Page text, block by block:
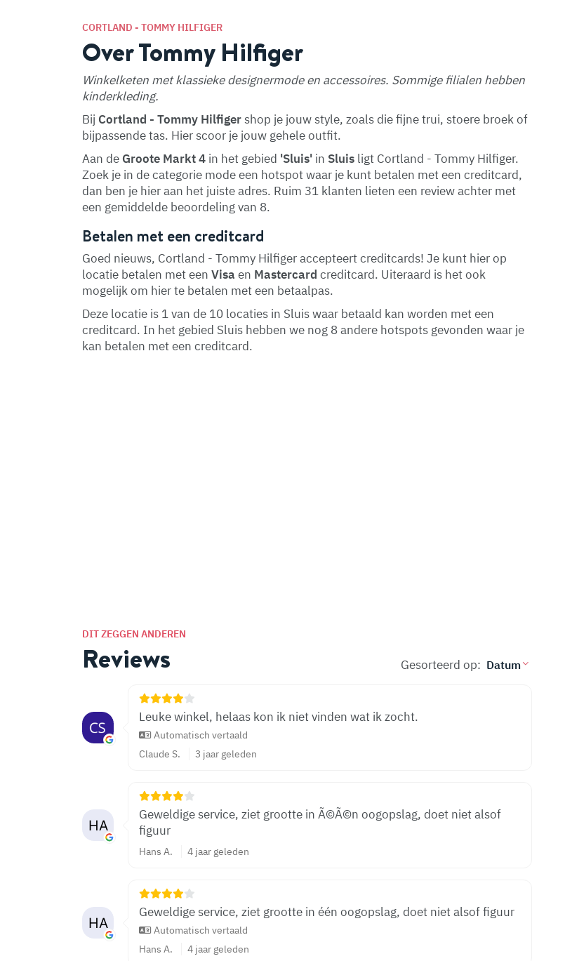
CORTLAND - TOMMY HILFIGER
Over Tommy Hilfiger
Winkelketen met klassieke designermode en accessoires. Sommige filialen hebben
kinderkleding.
Bij Cortland - Tommy Hilfigershop je jouw style, zoals die fijne trui, stoere broek of
bijpassende tas. Hier scoor je jouw gehele outfit.
Aan de Groote Markt 4 in het gebied 'Sluis' in Sluis ligt Cortland - Tommy Hilfiger.
Zoek je in de categorie mode een hotspot waar je kunt betalen met een creditcard,
dan ben je hier aan het juiste adres. Ruim 31 klanten lieten een review achter met
een gemiddelde beoordeling van 8.
Betalen met een creditcard
Goed nieuws, Cortland - Tommy Hilfiger accepteert creditcards! Je kunt hier op
locatie betalen met een Visa en Mastercard creditcard. Uiteraard is het ook
mogelijk om hier te betalen met een betaalpas.
Deze locatie is 1 van de 10 locaties in Sluis waar betaald kan worden met een
creditcard. In het gebied Sluis hebben we nog 8 andere hotspots gevonden waar je
kan betalen met een creditcard.
DIT ZEGGEN ANDEREN
Reviews Gesorteerd op:
Leuke winkel, helaas kon ik niet vinden wat ik zocht.
Automatisch vertaald
Claude S.
3 jaar geleden
Geweldige service, ziet grootte in Ã©Ã©n oogopslag, doet niet alsof
figuur
Hans A. 4 jaar geleden
Geweldige service, ziet grootte in één oogopslag, doet niet alsof figuur
Automatisch vertaald
Hans A.
4 jaar geleden